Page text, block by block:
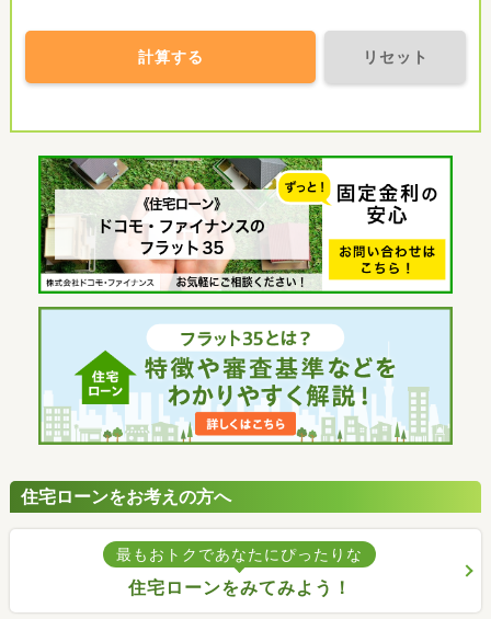
計算する リセット
住宅ローンをお考えの方へ
最もおトクであなたにぴったりな
住宅ローンをみてみよう！